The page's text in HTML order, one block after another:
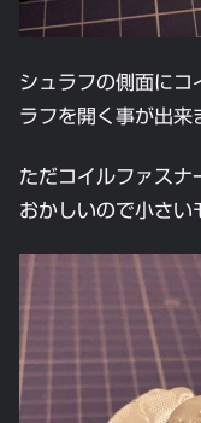
シュラフの側面にコ
ラフを開く事が出来
ただコイルファスナ
おかしいので小さい